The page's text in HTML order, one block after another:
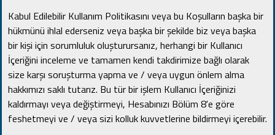
Kabul Edilebilir Kullanım Politikasını veya bu Koşulların başka bir
hükmünü ihlal ederseniz veya başka bir şekilde biz veya başka
bir kişi için sorumluluk oluşturursanız, herhangi bir Kullanıcı
İçeriğini inceleme ve tamamen kendi takdirimize bağlı olarak
size karşı soruşturma yapma ve / veya uygun önlem alma
hakkımızı saklı tutarız. Bu tür bir işlem Kullanıcı İçeriğinizi
kaldırmayı veya değiştirmeyi, Hesabınızı Bölüm 8'e göre
feshetmeyi ve / veya sizi kolluk kuvvetlerine bildirmeyi içerebilir.